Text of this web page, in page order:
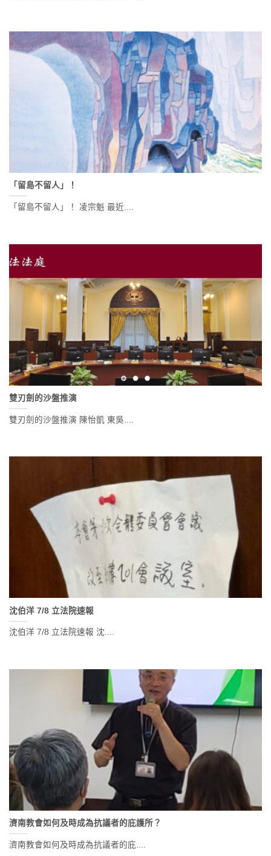
「留島不留人」！
「留島不留人」！ 凌宗魁 最近....
雙刃劍的沙盤推演
雙刃劍的沙盤推演 陳怡凱 東吳....
沈伯洋 7/8 立法院速報
沈伯洋 7/8 立法院速報 沈....
濟南教會如何及時成為抗議者的庇護所？
濟南教會如何及時成為抗議者的庇....